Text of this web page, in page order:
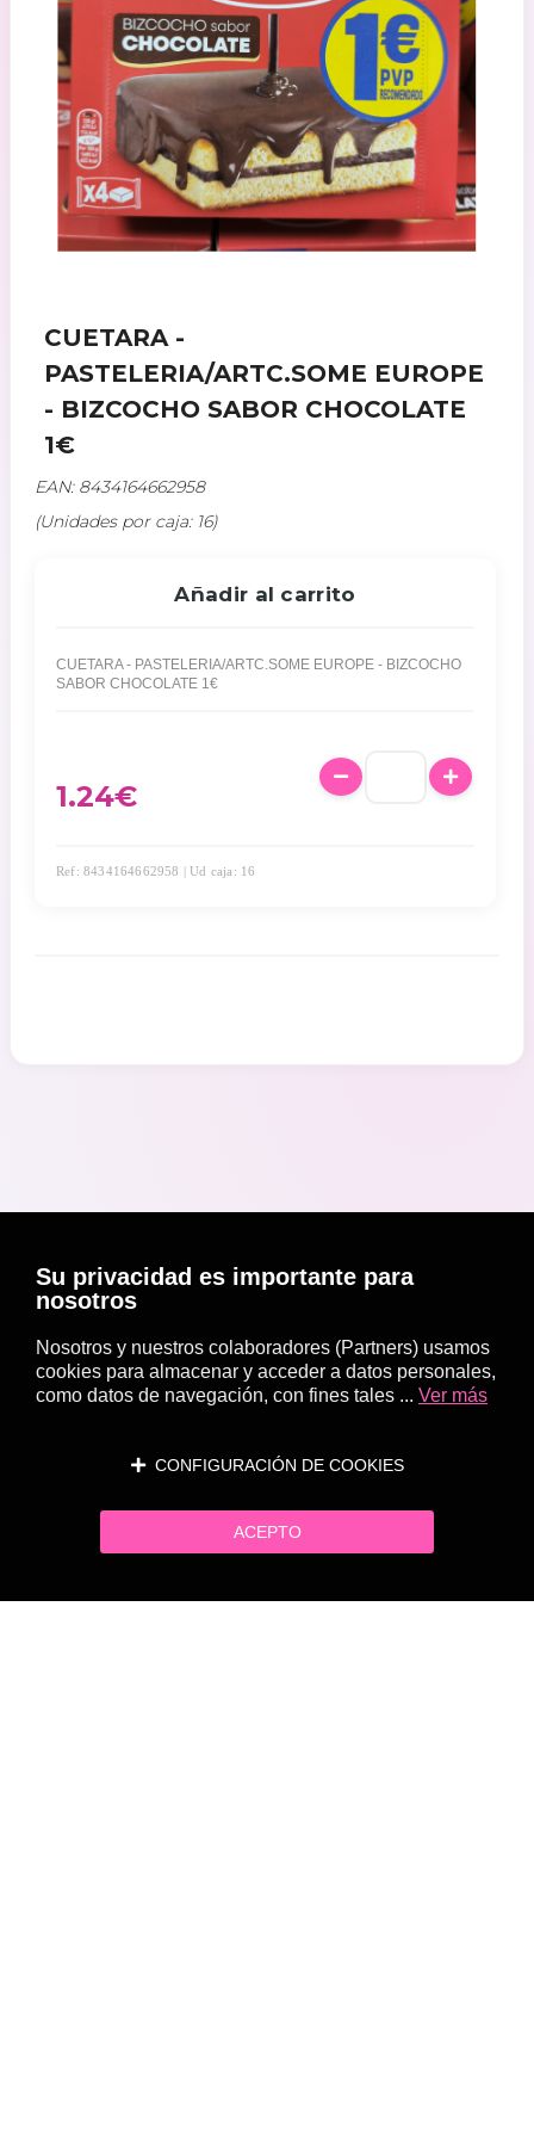
CUETARA -
PASTELERIA/ARTC.SOME EUROPE
- BIZCOCHO SABOR CHOCOLATE
1€
EAN: 8434164662958
(Unidades por caja: 16)
Añadir al carrito
CUETARA - PASTELERIA/ARTC.SOME EUROPE - BIZCOCHO
SABOR CHOCOLATE 1€
1.24€
Ref: 8434164662958 | Ud caja: 16
Su privacidad es importante para
nosotros
Nosotros y nuestros colaboradores (Partners) usamos
cookies para almacenar y acceder a datos personales,
como datos de navegación, con fines tales ... Ver más
CONFIGURACIÓN DE COOKIES
ACEPTO